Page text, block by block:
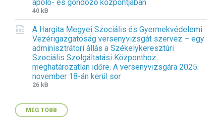
x
n
s
i
o
n
:
d
o
c
x
:ápoló- és gondozó központjában
F
i
l
e
e
x
t
e
n
i
o
F
i
l
e
s
i
z
e
:
40 kB
A Hargita Megyei Szociális és Gyermekvédelemi
Vezérigazgatóság versenyvizsgát szervez – egy
adminisztrátori állás a Székelykeresztúri
Szociális Szolgáltatási Központhoz
meghatározatlan időre. A versenyvizsgára 2025.
november 18-án kerül sor
F
l
e
F
l
e
26 kB
MÉG TÖBB